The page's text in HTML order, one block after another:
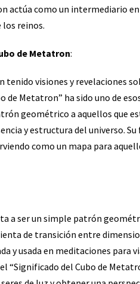
actúa como un intermediario
reinos.
de Metatron:
tenido visiones y revelaciones
de Metatron” ha sido uno de
geométrico a aquellos que
y estructura del universo.
como un mapa para
a ser un simple patrón
de transición entre
y usada en meditaciones para
“Significado del Cubo de